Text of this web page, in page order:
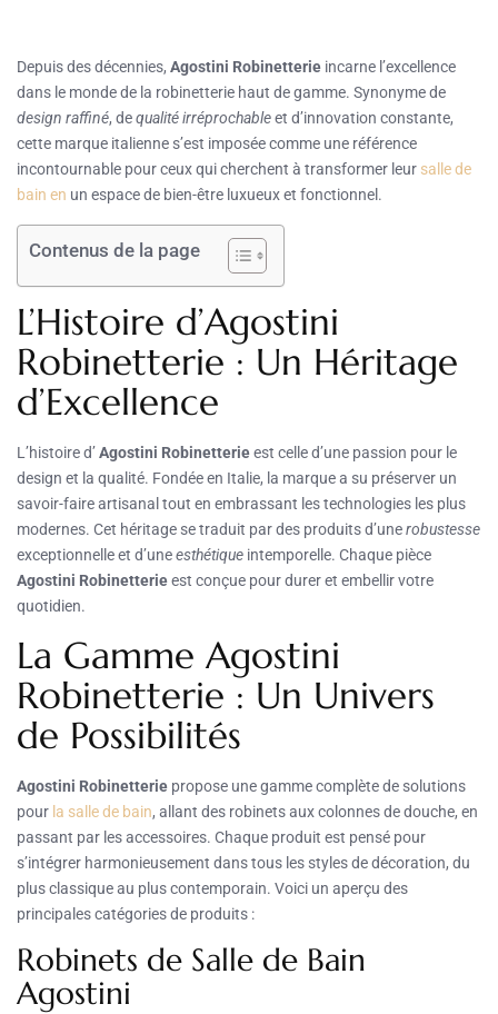
Depuis des décennies, Agostini Robinetterie incarne l’excellence
dans le monde de la robinetterie haut de gamme. Synonyme de
design raffiné, dequalité irréprochableet d’innovation constante,
cette marque italienne s’est imposée comme une référence
incontournable pour ceux qui cherchent à transformer leur salle de
bain en un espace de bien-être luxueux et fonctionnel.
Contenus de la page
L’Histoire d’Agostini
Robinetterie : Un Héritage
d’Excellence
L’histoire d’Agostini Robinetterieest celle d’une passion pour le
design et la qualité. Fondée en Italie, la marque a su préserver un
savoir-faire artisanal tout en embrassant les technologies les plus
modernes. Cet héritage se traduit par des produits d’unerobustesse
exceptionnelle et d’uneesthétique intemporelle. Chaque pièce
Agostini Robinetterieest conçue pour durer et embellir votre
quotidien.
La Gamme Agostini
Robinetterie : Un Univers
de Possibilités
Agostini Robinetterie propose une gamme complète de solutions
pour la salle de bain, allant des robinets aux colonnes de douche, en
passant par les accessoires. Chaque produit est pensé pour
s’intégrer harmonieusement dans tous les styles de décoration, du
plus classique au plus contemporain. Voici un aperçu des
principales catégories de produits :
Robinets de Salle de Bain
Agostini